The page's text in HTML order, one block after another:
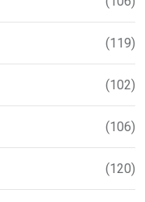
(119)
(102)
(106)
(120)